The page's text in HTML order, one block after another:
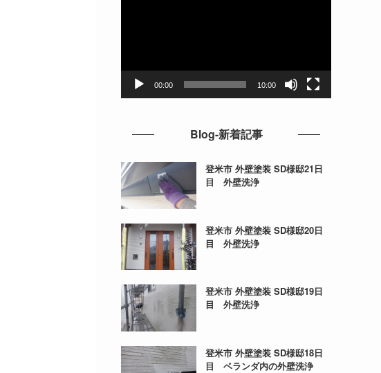
00:00 10:00
Blog-新着記事
登米市 外壁塗装 SD様邸21日
目 外壁洗浄
登米市 外壁塗装 SD様邸20日
目 外壁洗浄
登米市 外壁塗装 SD様邸19日
目 外壁洗浄
登米市 外壁塗装 SD様邸18日
目 ベランダ内の外壁洗浄